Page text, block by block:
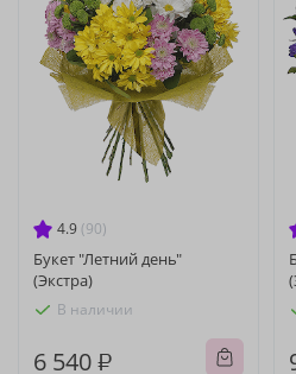
4.9 (90)
Букет "Летний день"
(Экстра)
В наличии
6 540 ₽